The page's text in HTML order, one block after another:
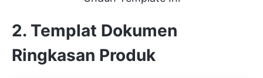
2. Templat Dokumen
Ringkasan Produk